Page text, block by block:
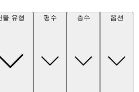
물 유형 평수 층수 옵션